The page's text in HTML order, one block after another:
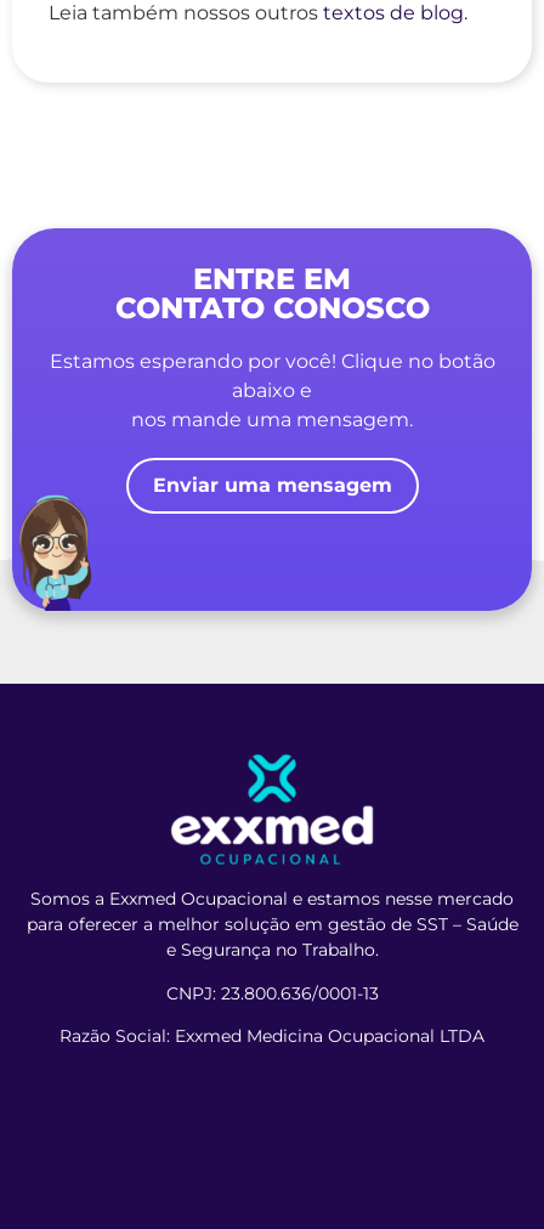
Leia também nossos outros textos de blog.
ENTRE EM
CONTATO CONOSCO
Estamos esperando por você! Clique no botão
abaixo e
nos mande uma mensagem.
Enviar uma mensagem
Somos a Exxmed Ocupacional e estamos nesse mercado
para oferecer a melhor solução em gestão de SST – Saúde
e Segurança no Trabalho.
CNPJ: 23.800.636/0001-13
Razão Social: Exxmed Medicina Ocupacional LTDA